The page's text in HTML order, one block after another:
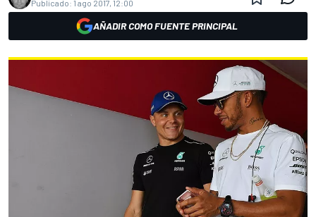
Publicado: 1 ago 2017, 12:00
AÑADIR COMO FUENTE PRINCIPAL